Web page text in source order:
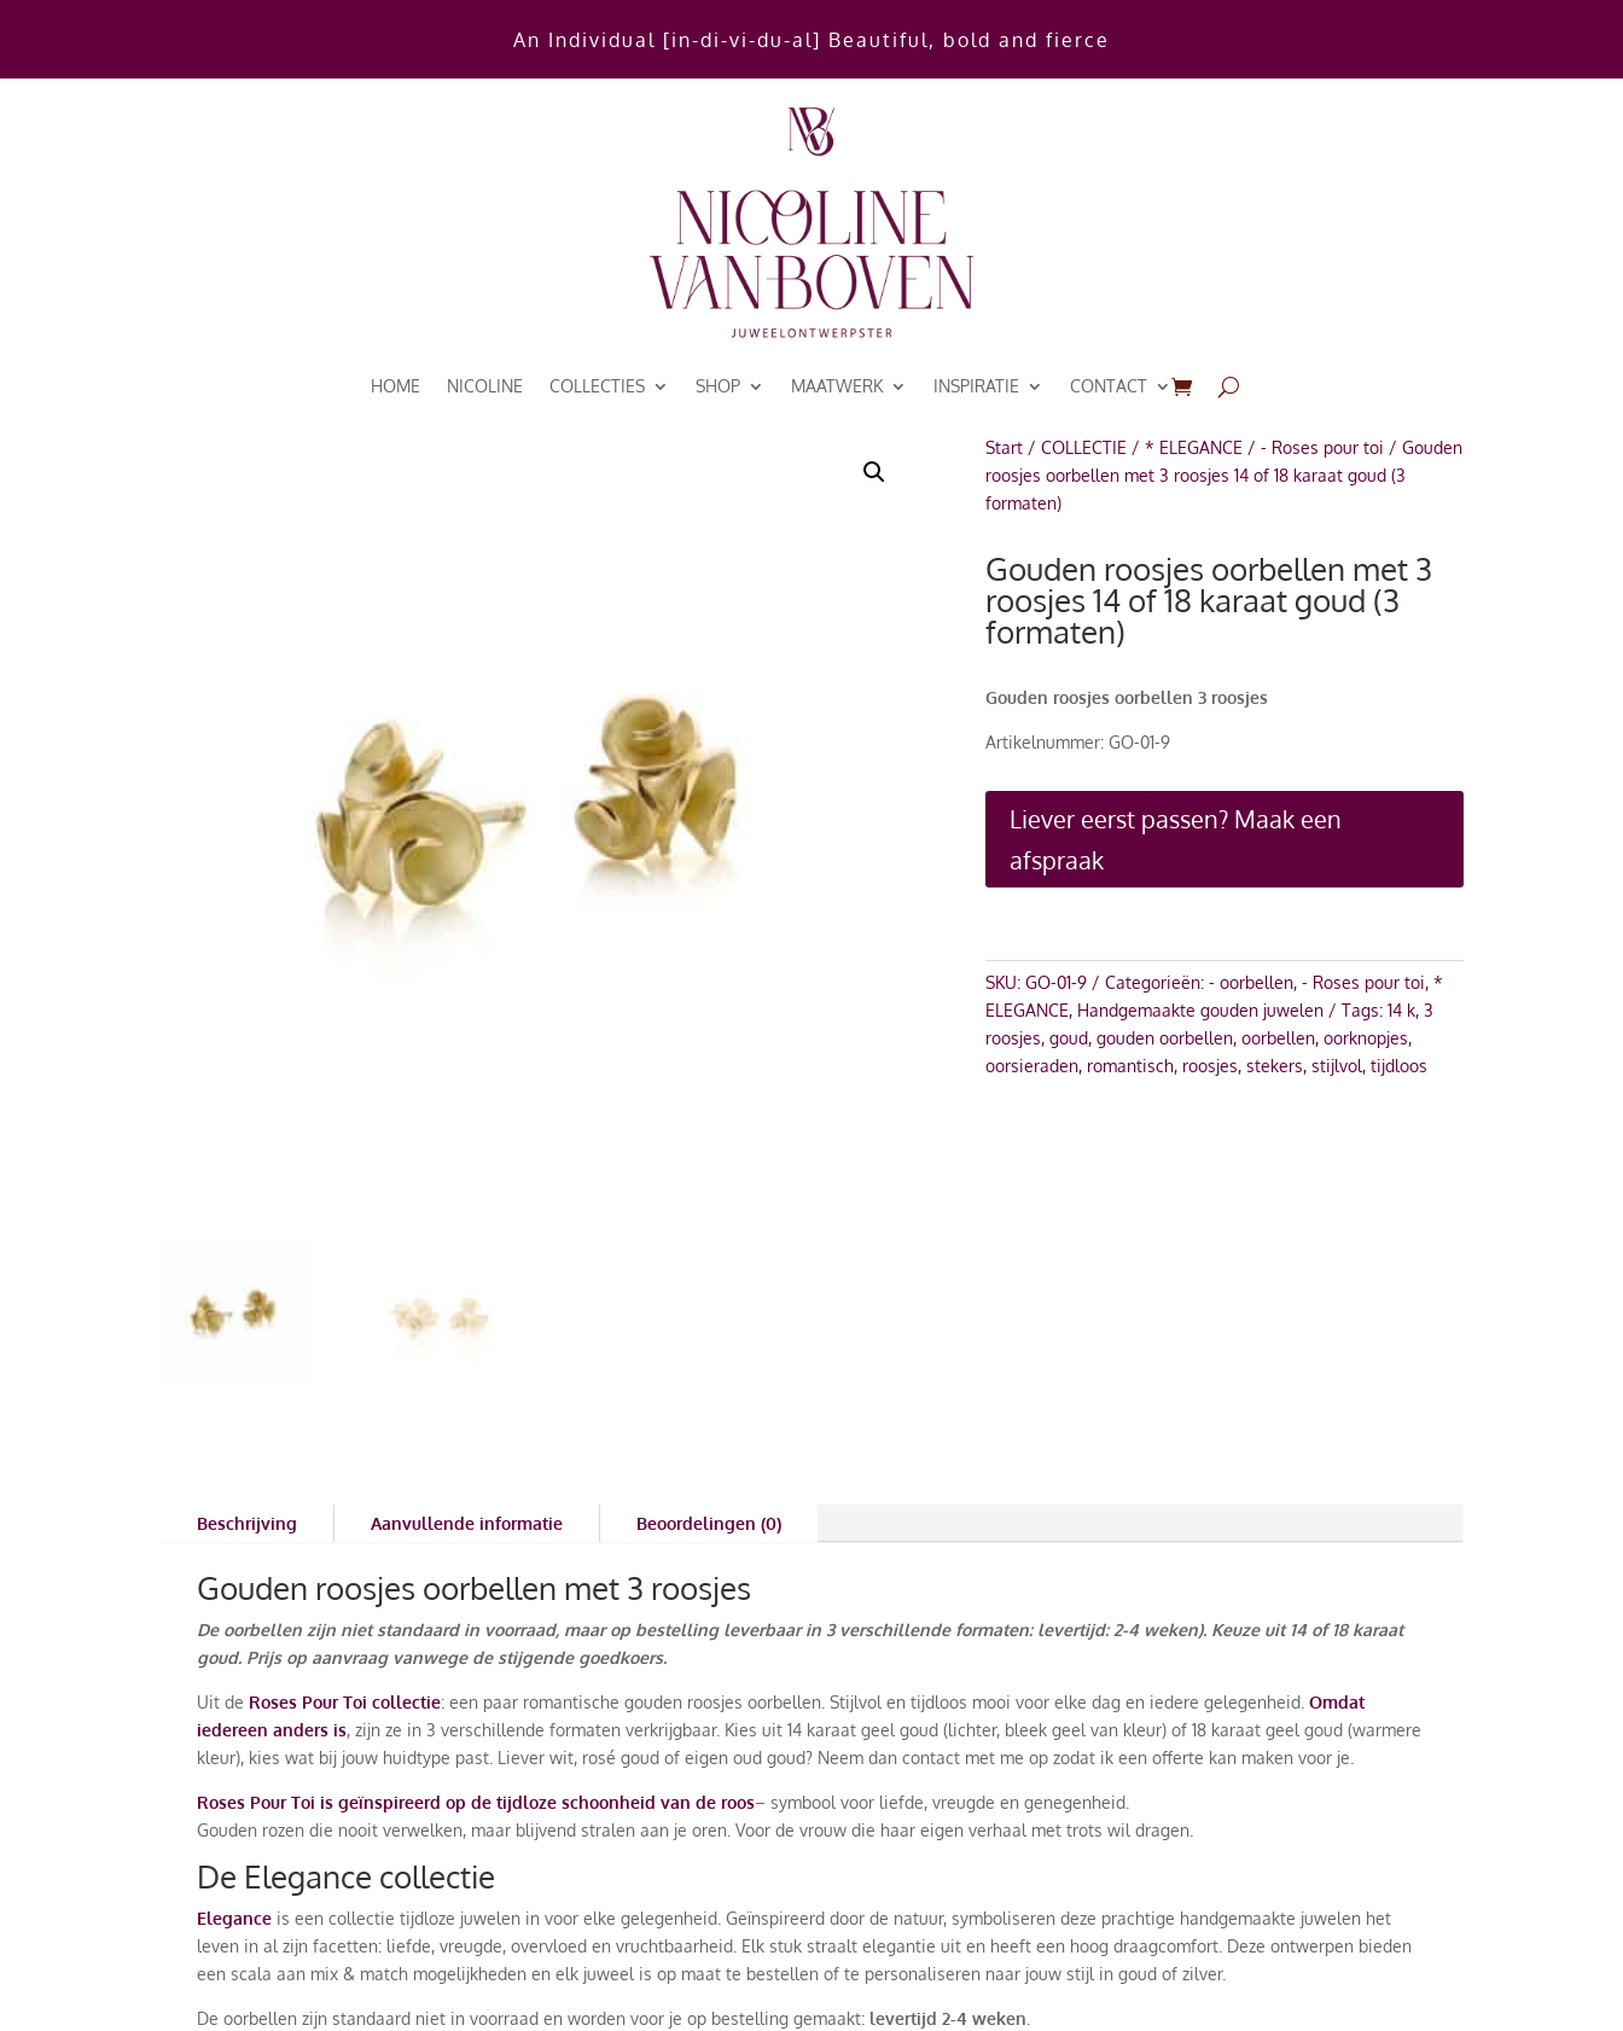
An Individual [in-di-vi-du-al] Beautiful, bold and fierce
HOME NICOLINE COLLECTIES SHOP MAATWERK INSPIRATIE CONTACT
Start/ COLLECTIE / * ELEGANCE / - Roses pour toi / Gouden
roosjes oorbellen met 3 roosjes 14 of 18 karaat goud (3
formaten)
Gouden roosjes oorbellen met 3
roosjes 14 of 18 karaat goud (3
formaten)
Gouden roosjes oorbellen 3 roosjes
Artikelnummer: GO-01-9
Liever eerst passen? Maak een
afspraak
SKU: GO-01-9 Categorieën: - oorbellen, - Roses pour toi, *
ELEGANCE, Handgemaakte gouden juwelen Tags: 14 k, 3
roosjes, goud, gouden oorbellen, oorbellen, oorknopjes,
oorsieraden, romantisch, roosjes, stekers, stijlvol, tijdloos
Beschrijving Aanvullende informatie Beoordelingen (0)
Gouden roosjes oorbellen met 3 roosjes
De oorbellen zijn niet standaard in voorraad, maar op bestelling leverbaar in 3 verschillende formaten: levertijd: 2-4 weken). Keuze uit 14 of 18 karaat
goud. Prijs op aanvraag vanwege de stijgende goedkoers.
Uit de Roses Pour Toi collectie: een paar romantische gouden roosjes oorbellen. Stijlvol en tijdloos mooi voor elke dag en iedere gelegenheid. Omdat
iedereen anders is, zijn ze in 3 verschillende formaten verkrijgbaar. Kies uit 14 karaat geel goud (lichter, bleek geel van kleur) of 18 karaat geel goud (warmere
kleur), kies wat bij jouw huidtype past. Liever wit, rosé goud of eigen oud goud? Neem dan contact met me op zodat ik een offerte kan maken voor je.
Roses Pour Toi is geïnspireerd op de tijdloze schoonheid van de roos– symbool voor liefde, vreugde en genegenheid.
Gouden rozen die nooit verwelken, maar blijvend stralen aan je oren. Voor de vrouw die haar eigen verhaal met trots wil dragen.
De Elegance collectie
Elegance is een collectie tijdloze juwelen in voor elke gelegenheid. Geïnspireerd door de natuur, symboliseren deze prachtige handgemaakte juwelen het
leven in al zijn facetten: liefde, vreugde, overvloed en vruchtbaarheid. Elk stuk straalt elegantie uit en heeft een hoog draagcomfort. Deze ontwerpen bieden
een scala aan mix & match mogelijkheden en elk juweel is op maat te bestellen of te personaliseren naar jouw stijl in goud of zilver.
De oorbellen zijn standaard niet in voorraad en worden voor je op bestelling gemaakt: levertijd 2-4 weken.